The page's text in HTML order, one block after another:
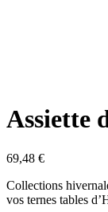
Assiette
69,48 €
Collections
vos ternes tables